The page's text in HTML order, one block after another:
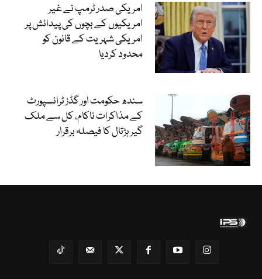
امریکی صدر ٹرمپ نے غیر
امریکیوں کے بچوں کی پیدائش پر
امریکی شہریت کے قانون کو
محدود کردیا
سندھ حکومت اور گڈز ٹرانسپورٹ
کے مذاکرات ناکام، کل سے ملک
گیر ہڑتال کا فیصلہ برقرار